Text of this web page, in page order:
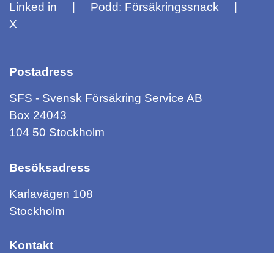
Linked in
Podd: Försäkringssnack
X
Postadress
SFS - Svensk Försäkring Service AB
Box 24043
104 50 Stockholm
Besöksadress
Karlavägen 108
Stockholm
Kontakt